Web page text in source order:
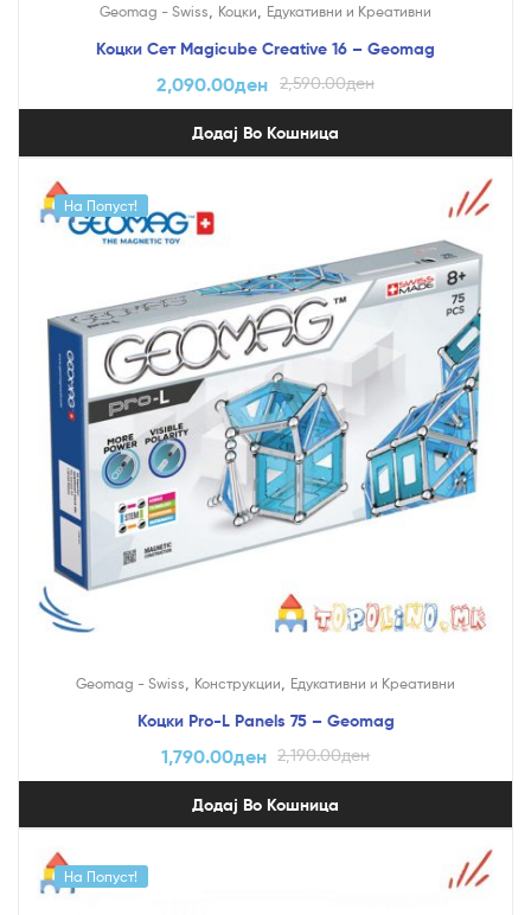
Geomag - Swiss Коцки Едукативни и Креативни
Коцки Сет Magicube Creative 16 – Geomag
2,590.00ден
2,090.00ден
Додај Во Кошница
На Попуст!
Geomag - Swiss Конструкции Едукативни и Креативни
Коцки Pro-L Panels 75 – Geomag
2,190.00ден
1,790.00ден
Додај Во Кошница
На Попуст!